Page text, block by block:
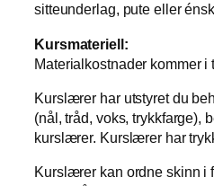
sitteunderlag, pute eller
Kursmateriell:
Materialkostnader kommer i
Kurslærer har utstyret du
(nål, tråd, voks, trykkfarge),
kurslærer. Kurslærer har
Kurslærer kan ordne skinn i